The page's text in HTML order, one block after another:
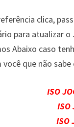
clica,
para atualizar
Abaixo caso
que não
ISO
ISO
ISO